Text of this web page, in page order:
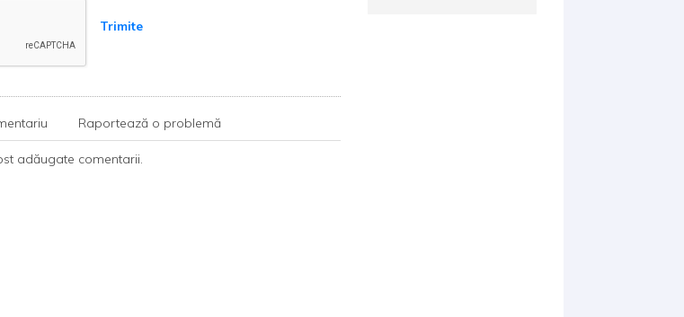
Trimite
Raportează o problemă
adăugate comentarii.